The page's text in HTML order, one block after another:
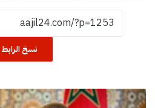
نسخ الرابط
ع